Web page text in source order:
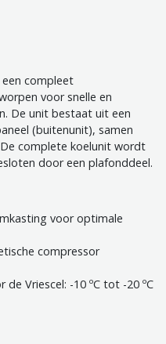
een compleet
voor snelle en
De unit bestaat uit een
(buitenunit), samen
complete koelunit wordt
door een plafonddeel.
voor optimale
compressor
Vriescel: -10 ºC tot -20 ºC